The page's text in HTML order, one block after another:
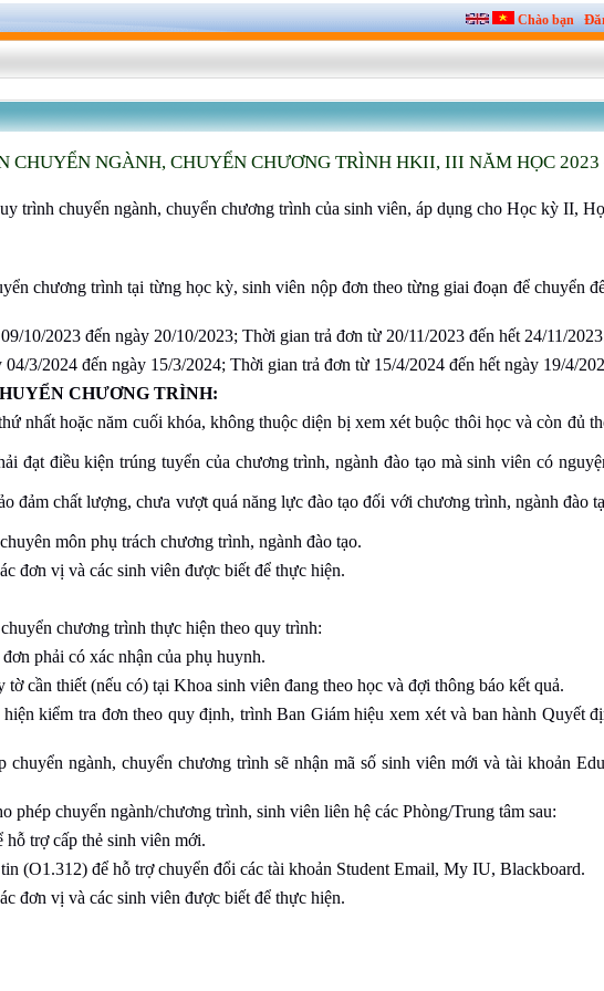
Chào bạn
CHUYỂN NGÀNH, CHUYỂN CHƯƠNG TRÌNH HKII, III NĂM HỌC 2023
trình chuyển ngành, chuyển chương trình của sinh viên, áp dụng cho Học kỳ II,
chương trình tại từng học kỳ, sinh viên nộp đơn theo từng giai đoạn để chuyển
10/2023 đến ngày 20/10/2023; Thời gian trả đơn từ 20/11/2023 đến hết 24/11/
3/2024 đến ngày 15/3/2024; Thời gian trả đơn từ 15/4/2024 đến hết ngày 19/4/
CHƯƠNG TRÌNH:
nhất hoặc năm cuối khóa, không thuộc diện bị xem xét buộc thôi học và còn đủ
đạt điều kiện trúng tuyển của chương trình, ngành đào tạo mà sinh viên có
đảm chất lượng, chưa vượt quá năng lực đào tạo đối với chương trình, ngành đào
môn phụ trách chương trình, ngành đào tạo.
đơn vị và các sinh viên được biết để thực hiện.
chương trình thực hiện theo quy trình:
phải có xác nhận của phụ huynh.
tờ cần thiết (nếu có) tại Khoa sinh viên đang theo học và đợi thông báo kết quả.
kiểm tra đơn theo quy định, trình Ban Giám hiệu xem xét và ban hành Quyết
chuyển ngành, chuyển chương trình sẽ nhận mã số sinh viên mới và tài khoản
phép chuyển ngành/chương trình, sinh viên liên hệ các Phòng/Trung tâm sau:
trợ cấp thẻ sinh viên mới.
(O1.312) để hỗ trợ chuyển đổi các tài khoản Student Email, My IU, Blackboard.
đơn vị và các sinh viên được biết để thực hiện.